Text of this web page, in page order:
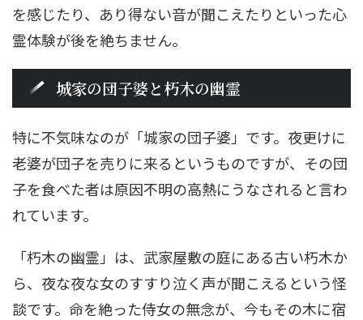
を感じたり、あり得ない音が聞こえたりといった心
霊体験が後を絶ちません。
城家の団子婆と朽木の幽霊
特に不気味なのが「城家の団子婆」です。夜更けに
老婆が団子を売りに来るというものですが、その団
子を食べた者は原因不明の高熱にうなされると言わ
れています。
「朽木の幽霊」は、武家屋敷の庭にある古い朽木か
ら、夜な夜な女のすすり泣く声が聞こえるという怪
談です。命を絶った侍女の無念が、今もその木に宿